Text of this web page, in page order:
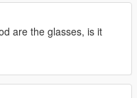
are the glasses, is it